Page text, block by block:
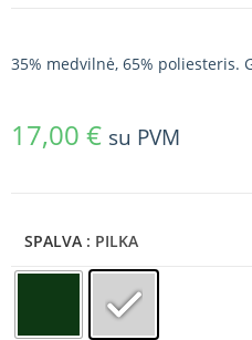
35% medvilnė, 65% poliesteris.
17,00 € su PVM
SPALVA : PILKA